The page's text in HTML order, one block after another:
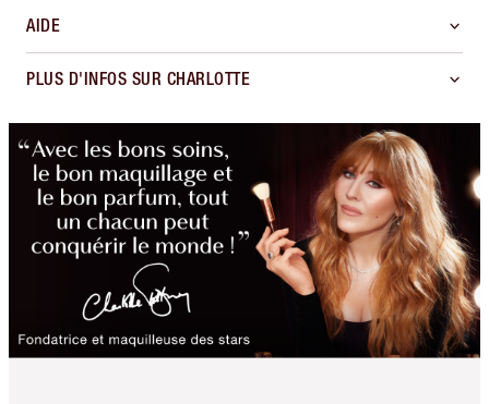
AIDE
PLUS D'INFOS SUR CHARLOTTE